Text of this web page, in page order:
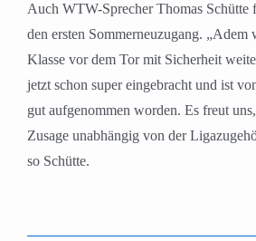
Auch WTW-Sprecher Thomas Schütte
den ersten Sommerneuzugang. „Adem
Klasse vor dem Tor mit Sicherheit
jetzt schon super eingebracht und ist
gut aufgenommen worden. Es freut
Zusage unabhängig von der
so Schütte.